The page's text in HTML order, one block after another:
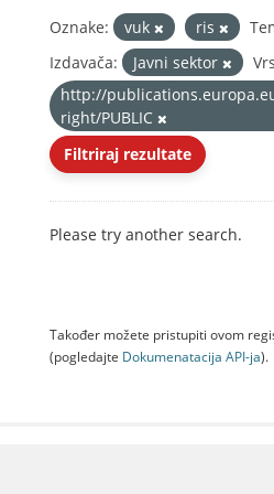
Oznake: vuk ris
Izdavača:
Javni sektor
http://
right/PUBLIC
Filtriraj rezultate
Please try another search.
Također možete pristupiti ovom
(pogledajte Dokumenаtаcijа API-jа).